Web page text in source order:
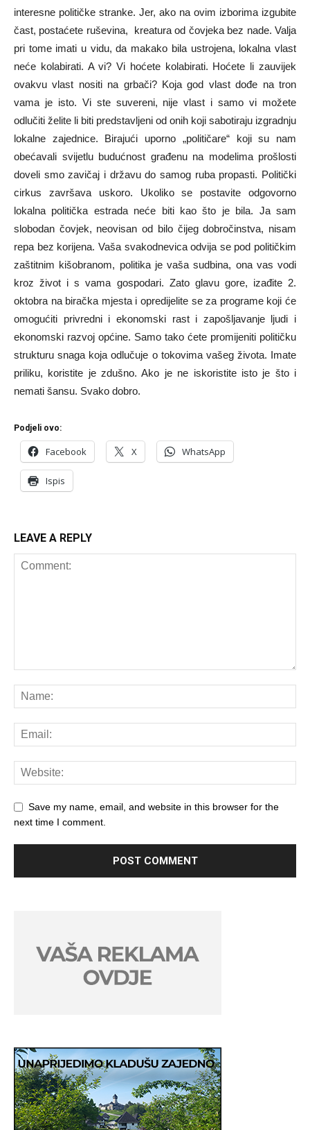
interesne političke stranke. Jer, ako na ovim izborima izgubite
čast, postaćete ruševina, kreatura od čovjeka bez nade. Valja
pri tome imati u vidu, da makako bila ustrojena, lokalna vlast
neće kolabirati. A vi? Vi hoćete kolabirati. Hoćete li zauvijek
ovakvu vlast nositi na grbači? Koja god vlast dođe na tron
vama je isto. Vi ste suvereni, nije vlast i samo vi možete
odlučiti želite li biti predstavljeni od onih koji sabotiraju izgradnju
lokalne zajednice. Birajući uporno „političare“ koji su nam
obećavali svijetlu budućnost građenu na modelima prošlosti
doveli smo zavičaj i državu do samog ruba propasti. Politički
cirkus završava uskoro. Ukoliko se postavite odgovorno
lokalna politička estrada neće biti kao što je bila. Ja sam
slobodan čovjek, neovisan od bilo čijeg dobročinstva, nisam
repa bez korijena. Vaša svakodnevica odvija se pod političkim
zaštitnim kišobranom, politika je vaša sudbina, ona vas vodi
kroz život i s vama gospodari. Zato glavu gore, izađite 2.
oktobra na biračka mjesta i opredijelite se za programe koji će
omogućiti privredni i ekonomski rast i zapošljavanje ljudi i
ekonomski razvoj općine. Samo tako ćete promijeniti političku
strukturu snaga koja odlučuje o tokovima vašeg života. Imate
priliku, koristite je zdušno. Ako je ne iskoristite isto je što i
nemati šansu. Svako dobro.
Podjeli ovo:
Facebook X WhatsApp
Ispis
LEAVE A REPLY
Save my name, email, and website in this browser for the
next time I comment.